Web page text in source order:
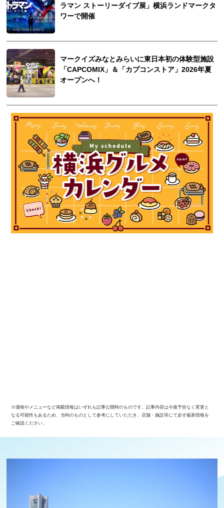
ラマン ストーリーダイブ展」横浜ランドマークタ
ワーで開催
マークイズみなとみらいに東日本初の体験型施設
「CAPCOMIX」＆「カプコンストア」2026年夏
オープンへ！
※価格やメニューなど掲載情報はいずれも記事公開時のものです。記事内容は今後予告なく変更と
なる可能性もあるため、当時のものとして参考にしていただき、店舗・施設等にて必ず最新情報を
ご確認ください。